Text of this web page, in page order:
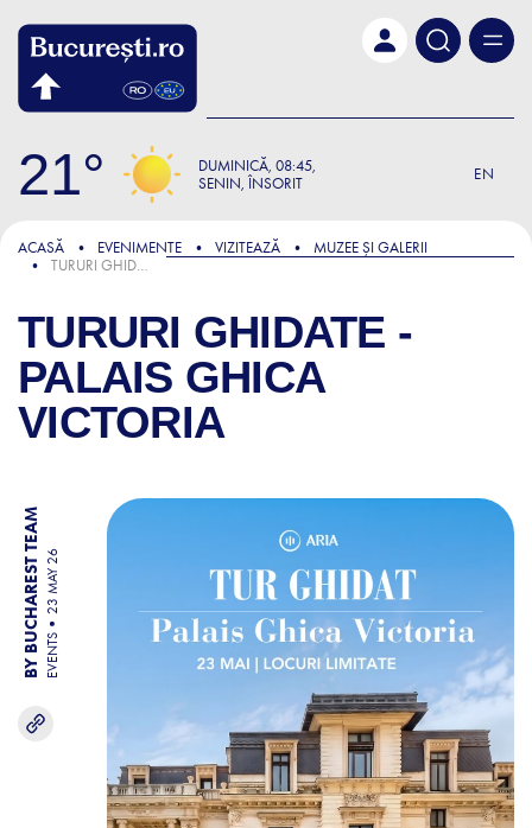
21 DUMINICĂ 08:45
SENIN, ÎNSORIT
EN
ACASĂ EVENIMENTE VIZITEAZĂ
MUZEE ȘI GALERII
TURURI GHIDATE - PALAIS GHICA VICTORIA
TURURI GHIDATE -
PALAIS GHICA
VICTORIA
BY BUCHAREST TEAM EVENTS
23 MAY 26